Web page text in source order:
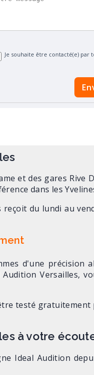
Je souhaite être contacté(e) par
☀️
et des gares Rive
dans les
reçoit du lundi au
d'une précision
Versailles,
testé gratuitement
à votre
Ideal Audition